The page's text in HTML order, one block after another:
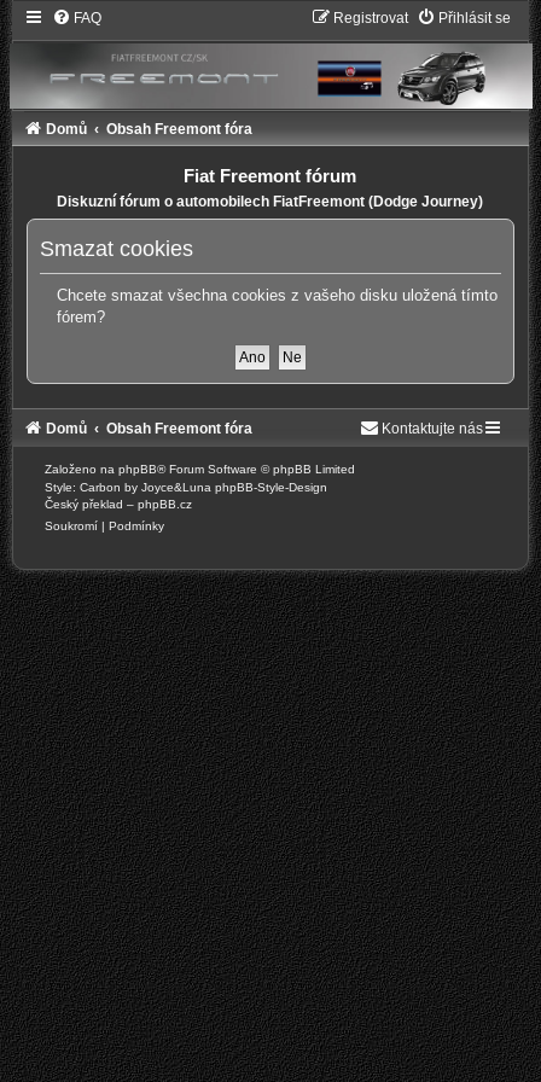
FAQ Přihlásit se
Registrovat
Domů Obsah Freemont fóra
Fiat Freemont fórum
Diskuzní fórum o automobilech FiatFreemont (Dodge Journey)
Smazat cookies
Chcete smazat všechna cookies z vašeho disku uložená tímto
fórem?
Domů Obsah Freemont fóra Kontaktujte nás
Založeno na phpBB® Forum Software © phpBB Limited
Style: Carbon by Joyce&Luna phpBB-Style-Design
Český překlad – phpBB.cz
Soukromí | Podmínky